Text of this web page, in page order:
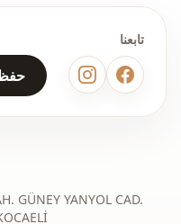
تابعنا
GÜNEY YANYOL CAD.